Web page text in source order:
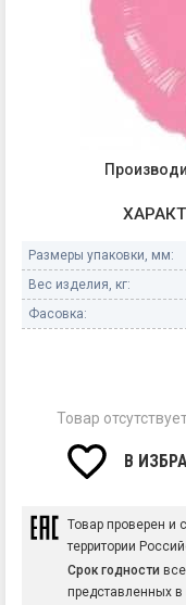
Размеры упаковки, мм:
Вес изделия, кг:
Фасовка:
Товар
В
Товар проверен и
территории
Срок годности
представленных в